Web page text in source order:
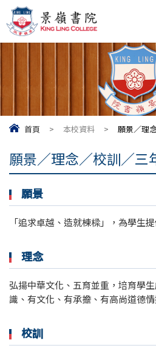
首頁 > 本校資料 > 願景／理
願景／理念／校訓／三
願景
「追求卓越、造就棟樑」，為學生
理念
弘揚中華文化、五育並重，培育學
識、有文化、有承擔、有高尚道德情
校訓